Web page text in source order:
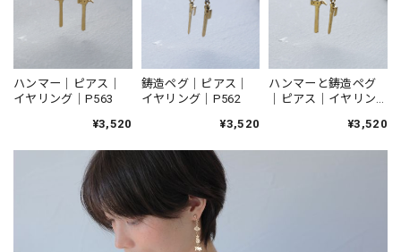
ハンマー｜ピアス｜
イヤリング｜P563
¥3,520
鋳造ペグ｜ピアス｜
イヤリング｜P562
¥3,520
ハンマーと鋳造ペグ
｜ピアス｜イヤリン
¥3,520